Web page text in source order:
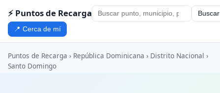
⚡ Puntos de Recarga Buscar
📍 Cerca de mí
Puntos de Recarga › República Dominicana › Distrito Nacional ›
Santo Domingo